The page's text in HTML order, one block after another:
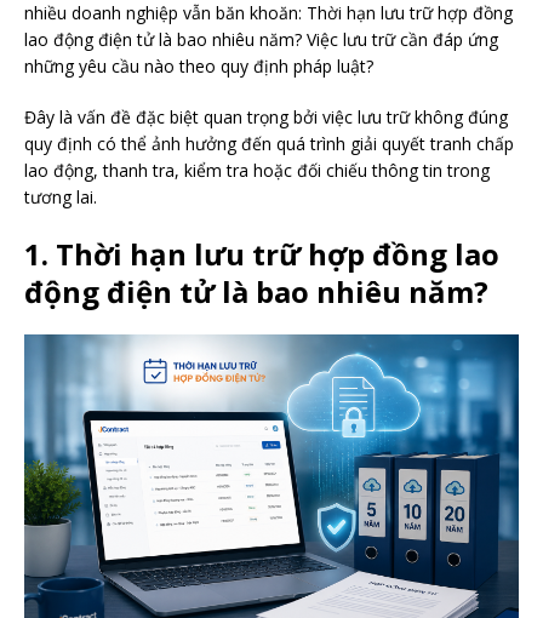
nhiều doanh nghiệp vẫn băn khoăn: Thời hạn lưu trữ hợp đồng
lao động điện tử là bao nhiêu năm? Việc lưu trữ cần đáp ứng
những yêu cầu nào theo quy định pháp luật?
Đây là vấn đề đặc biệt quan trọng bởi việc lưu trữ không đúng
quy định có thể ảnh hưởng đến quá trình giải quyết tranh chấp
lao động, thanh tra, kiểm tra hoặc đối chiếu thông tin trong
tương lai.
1. Thời hạn lưu trữ hợp đồng lao
động điện tử là bao nhiêu năm?